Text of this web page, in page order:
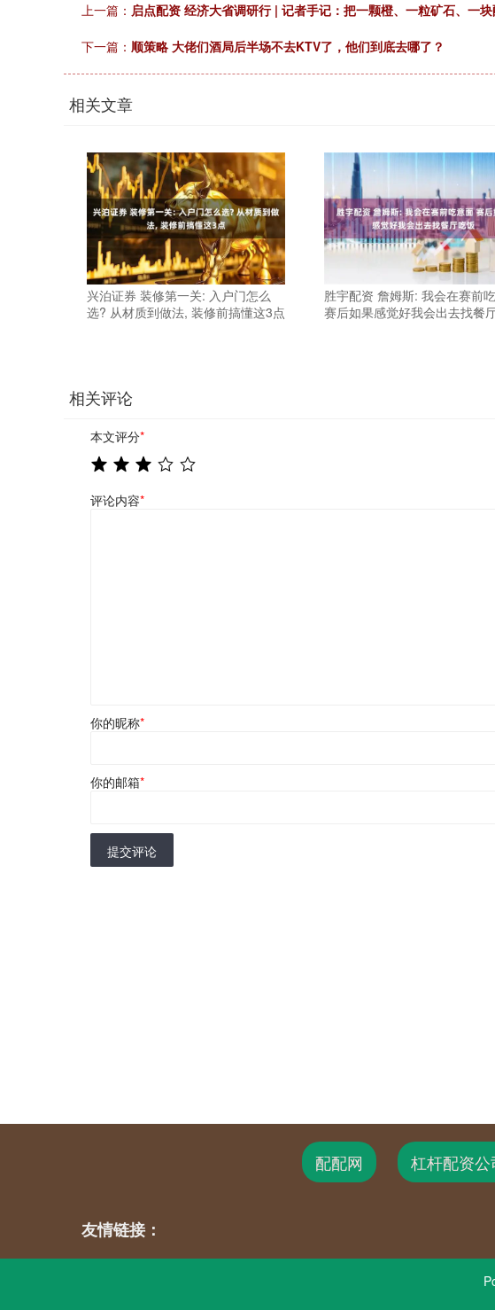
上一篇： 启点配资 经济大省调研行 | 记者手记：把一颗橙、一粒矿石、一
下一篇： 顺策略 大佬们酒局后半场不去KTV了，他们到底去哪了？
相关文章
兴泊证券 装修第一关: 入户门怎么
选? 从材质到做法, 装修前搞懂这3点
胜宇配资 詹姆斯: 我会在赛前
赛后如果感觉好我会出去找餐
相关评论
本文评分*
评论内容*
你的昵称*
你的邮箱*
提交评论
配配网 杠杆配资公
友情链接：